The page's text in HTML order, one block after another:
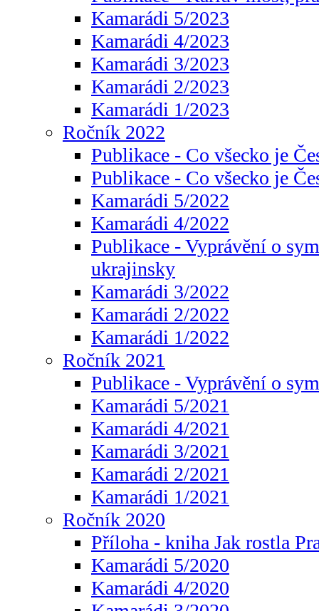
Kamarádi 5/2023
Kamarádi 4/2023
Kamarádi 3/2023
Kamarádi 2/2023
Kamarádi 1/2023
Ročník 2022
Publikace - Co všecko je
Publikace - Co všecko je
Kamarádi 5/2022
Kamarádi 4/2022
Publikace - Vyprávění o
ukrajinsky
Kamarádi 3/2022
Kamarádi 2/2022
Kamarádi 1/2022
Ročník 2021
Publikace - Vyprávění o
Kamarádi 5/2021
Kamarádi 4/2021
Kamarádi 3/2021
Kamarádi 2/2021
Kamarádi 1/2021
Ročník 2020
Příloha - kniha Jak rostla
Kamarádi 5/2020
Kamarádi 4/2020